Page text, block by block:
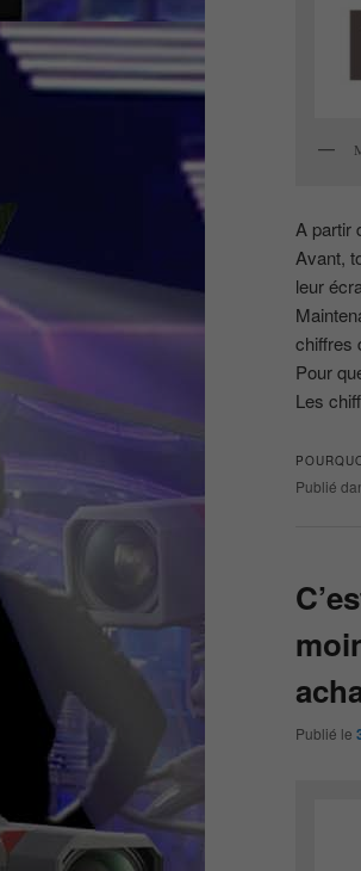
A partir
Avant,
leur
chiffres
Pour
Les
Publié
Publié le